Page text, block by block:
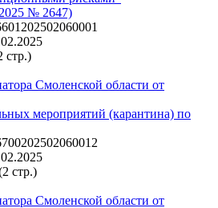
№ 2647)
стр.)
Смоленской области от
мероприятий (карантина) по
стр.)
Смоленской области от